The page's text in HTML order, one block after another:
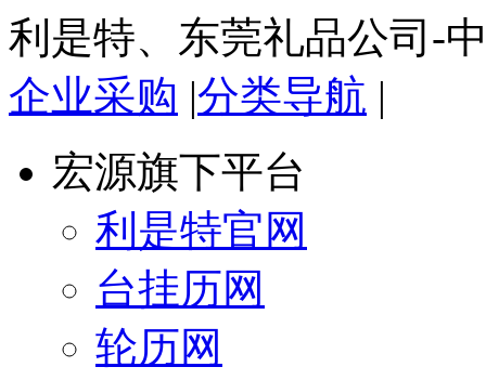
利是特、东莞礼品公司-
企业采购 |分类导航 |
宏源旗下平台
利是特官网
台挂历网
轮历网